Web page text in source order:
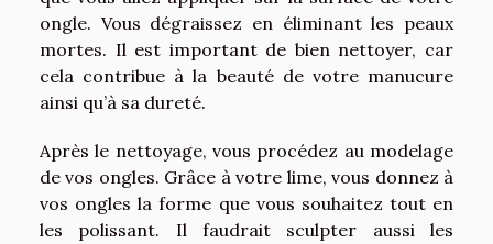
ongle. Vous dégraissez en éliminant les peaux
mortes. Il est important de bien nettoyer, car
cela contribue à la beauté de votre manucure
ainsi qu’à sa dureté.
Après le nettoyage, vous procédez au modelage
de vos ongles. Grâce à votre lime, vous donnez à
vos ongles la forme que vous souhaitez tout en
les polissant. Il faudrait sculpter aussi les